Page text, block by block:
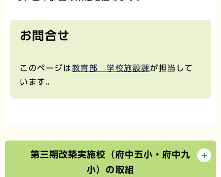
お問合せ
このページは教育部 学校施設課が担当して
います。
第三期改築実施校（府中五小・府中九
小）の取組